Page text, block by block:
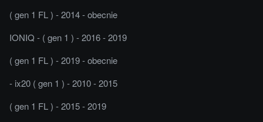
( gen 1 FL ) - 2014 - obecnie
IONIQ - ( gen 1 ) - 2016 - 2019
( gen 1 FL ) - 2019 - obecnie
- ix20 ( gen 1 ) - 2010 - 2015
( gen 1 FL ) - 2015 - 2019